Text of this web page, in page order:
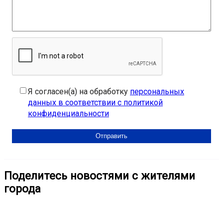
Я согласен(а) на обработку персональных
данных в соответствии с политикой
конфиденциальности
Поделитесь новостями с жителями
города